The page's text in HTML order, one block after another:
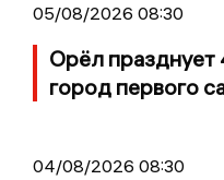
05/08/2026 08:30
Орёл празднует
город первого
04/08/2026 08:30